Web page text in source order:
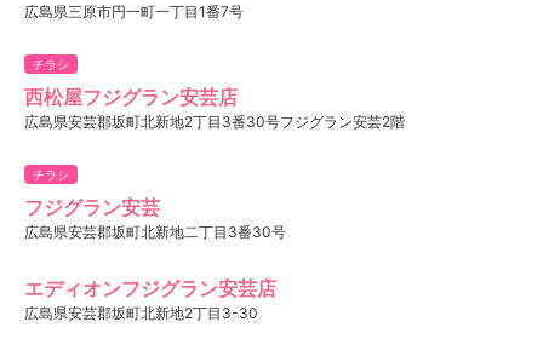
広島県三原市円一町一丁目1番7号
チラシ
西松屋フジグラン安芸店
広島県安芸郡坂町北新地2丁目3番30号フジグラン安芸2階
チラシ
フジグラン安芸
広島県安芸郡坂町北新地二丁目3番30号
エディオンフジグラン安芸店
広島県安芸郡坂町北新地2丁目3-30